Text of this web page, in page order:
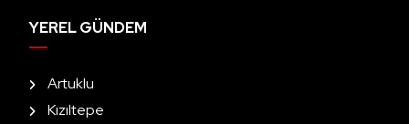
YEREL GÜNDEM
Artuklu
Kızıltepe